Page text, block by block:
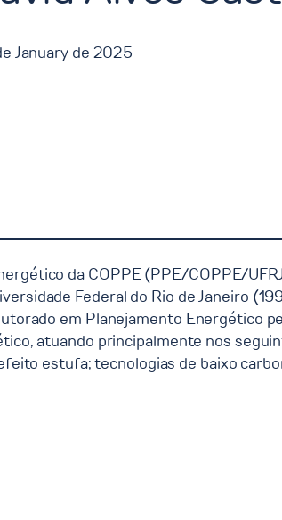
January de 2025
da COPPE (PPE/COPPE/
Federal do Rio de Janeiro
em Planejamento Energético
atuando principalmente nos
estufa; tecnologias de baixo